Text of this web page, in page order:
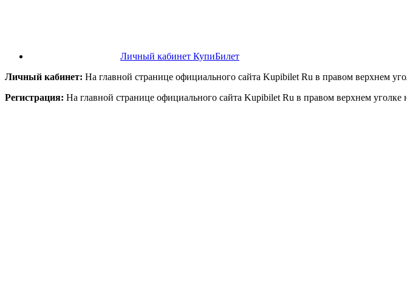
Личный кабинет КупиБилет
Личный кабинет: На главной странице официального сайта Kupibilet Ru в правом верхнем
Регистрация: На главной странице официального сайта Kupibilet Ru в правом верхнем уголке